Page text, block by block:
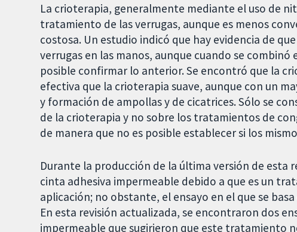
La crioterapia, generalmente mediante el uso de
tratamiento de las verrugas, aunque es menos
costosa. Un estudio indicó que hay evidencia de
verrugas en las manos, aunque cuando se
posible confirmar lo anterior. Se encontró que la
efectiva que la crioterapia suave, aunque con un
y formación de ampollas y de cicatrices. Sólo se
de la crioterapia y no sobre los tratamientos de
de manera que no es posible establecer si los
Durante la producción de la última versión de esta
cinta adhesiva impermeable debido a que es un
aplicación; no obstante, el ensayo en el que se
En esta revisión actualizada, se encontraron dos
impermeable que sugirieron que este tratamiento